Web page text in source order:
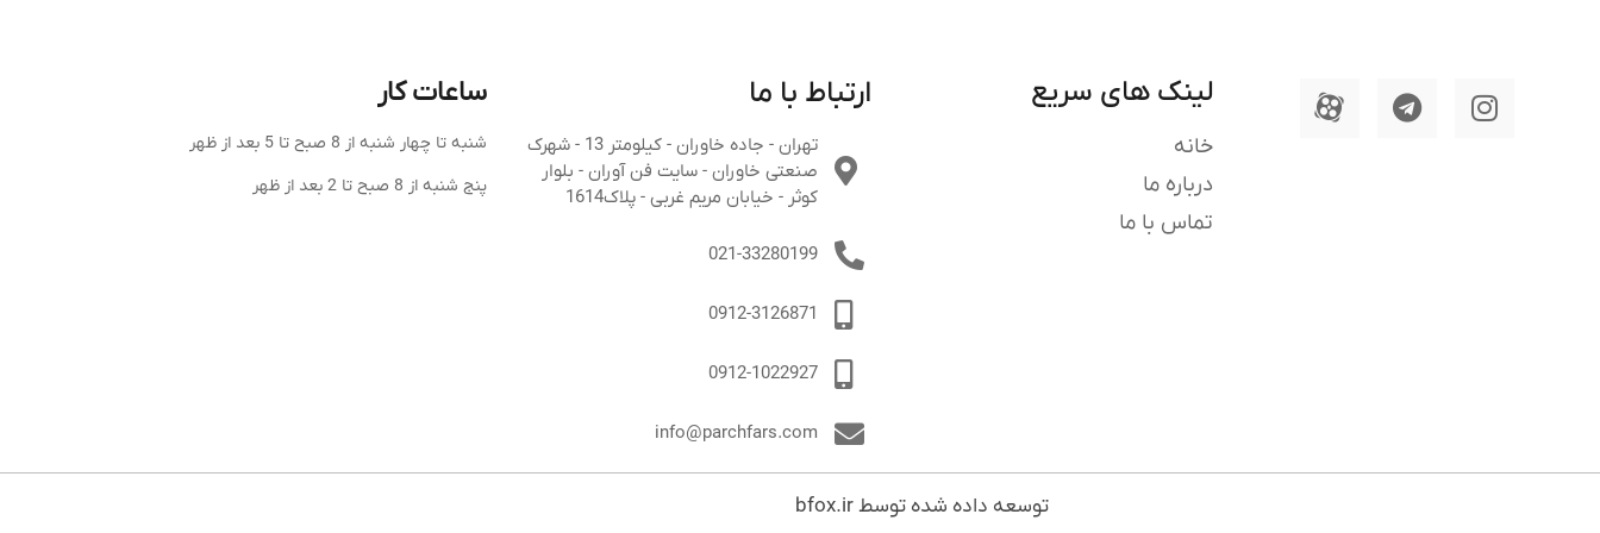
لینک های سریع
خانه
درباره ما
تماس با ما
ارتباط با ما
تهران - جاده خاوران - کیلومتر 13 - شهرک
صنعتی خاوران - سایت فن آوران - بلوار
کوثر - خیابان مریم غربی - پلاک1614
021-33280199
0912-3126871
0912-1022927
info@parchfars.com
ساعات کار
شنبه تا چهار شنبه از 8 صبح تا 5 بعد از ظهر
پنج شنبه از 8 صبح تا 2 بعد از ظهر
توسعه داده شده توسط bfox.ir